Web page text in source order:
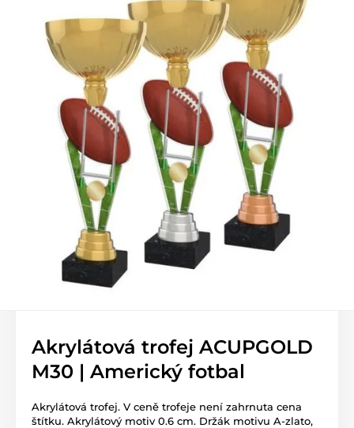
Akrylátová trofej ACUPGOLD
M30 | Americký fotbal
Akrylátová trofej. V ceně trofeje není zahrnuta cena
štítku. Akrylátový motiv 0.6 cm. Držák motivu A-zlato,